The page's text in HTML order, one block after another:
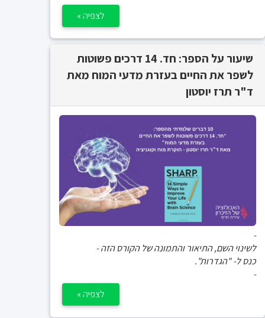
לצפיה »
שיעור על הספר: חד. 14 דרכים פשוטות
לשפר את החיים בעזרת מדעי המוח מאת
ד"ר תרז יוסטון
-
לשינוי השם, התיאור והתמונה של הקורס הזה -
כנס ל- "הגדרות".
-
לצפיה »